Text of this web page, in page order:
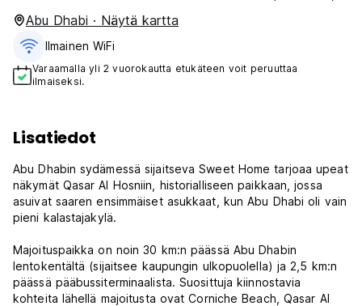
Abu Dhabi · Näytä kartta
Ilmainen WiFi
Varaamalla yli 2 vuorokautta etukäteen voit peruuttaa
ilmaiseksi.
Lisatiedot
Abu Dhabin sydämessä sijaitseva Sweet Home tarjoaa upeat
näkymät Qasar Al Hosniin, historialliseen paikkaan, jossa
asuivat saaren ensimmäiset asukkaat, kun Abu Dhabi oli vain
pieni kalastajakylä.
Majoituspaikka on noin 30 km:n päässä Abu Dhabin
lentokentältä (sijaitsee kaupungin ulkopuolella) ja 2,5 km:n
päässä pääbussiterminaalista. Suosittuja kiinnostavia
kohteita lähellä majoitusta ovat Corniche Beach, Qasar Al